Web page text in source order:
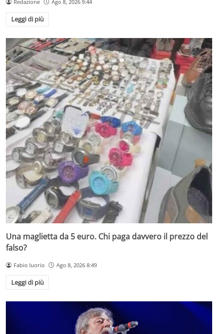
Redazione Ago 8, 2026 9:44
Leggi di più
Una maglietta da 5 euro. Chi paga davvero il prezzo del
falso?
Fabio Iuorio Ago 8, 2026 8:49
Leggi di più